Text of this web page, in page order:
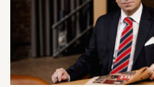
med Almedalens matigaste mingel!